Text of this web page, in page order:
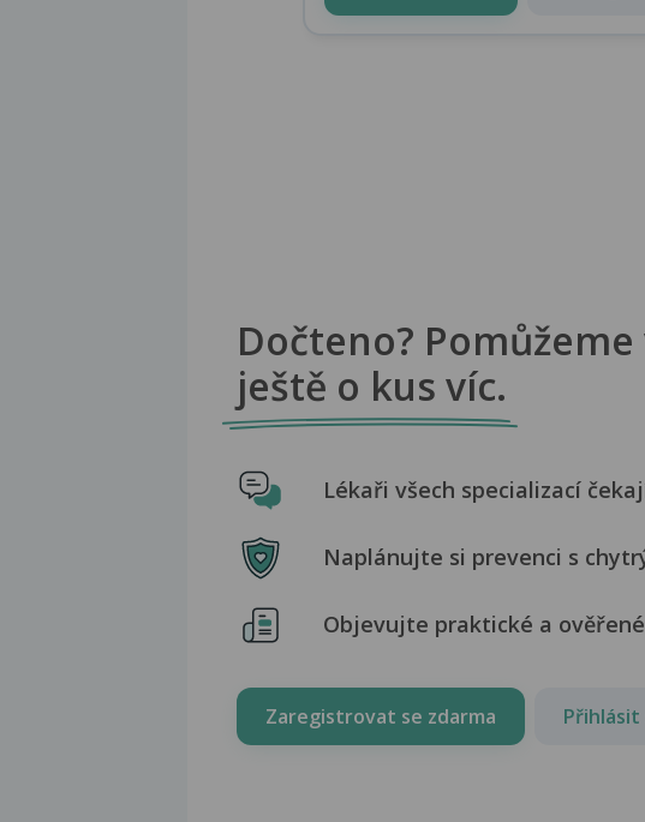
Dočteno? Pomůžeme
ještě o kus víc.
Lékaři všech specializací
Naplánujte si prevenci s
Objevujte praktické a
Zaregistrovat se zdarma Přihlásit